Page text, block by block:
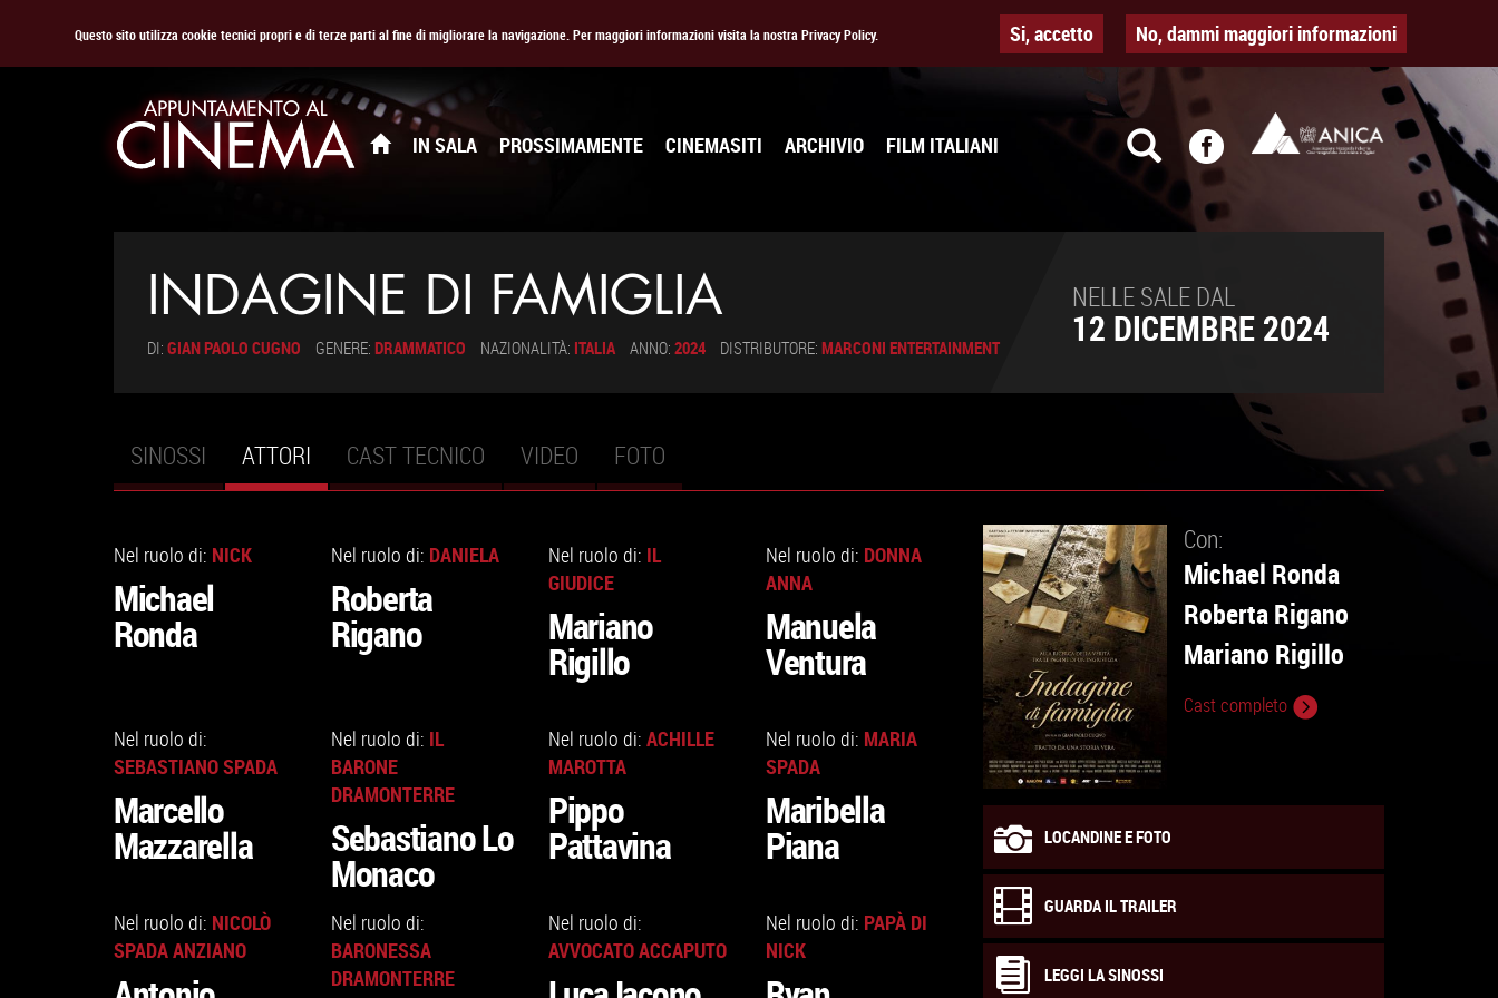
Questo sito utilizza cookie tecnici propri e di terze parti al fine di migliorare la navigazione. Per maggiori informazioni visita la nostra Privacy Policy. Si, accetto No, dammi maggiori informazioni
IN SALA PROSSIMAMENTE CINEMASITI ARCHIVIO FILM ITALIANI
INDAGINE DI FAMIGLIA
DI: GIAN PAOLO CUGNO GENERE: DRAMMATICO NAZIONALITÀ: ITALIA ANNO: 2024 DISTRIBUTORE: MARCONI ENTERTAINMENT
NELLE SALE DAL
12 DICEMBRE 2024
Schede primarie
SINOSSI ATTORI (SCHEDA
ATTIVA)
CAST TECNICO VIDEO FOTO
Nel ruolo di: NICK
Michael
Ronda
Nel ruolo di: DANIELA
Roberta
Rigano
Nel ruolo di: IL
GIUDICE
Mariano
Rigillo
Nel ruolo di: DONNA
ANNA
Manuela
Ventura
Nel ruolo di:
SEBASTIANO SPADA
Marcello
Mazzarella
Nel ruolo di: IL
BARONE
DRAMONTERRE
Sebastiano Lo
Monaco
Nel ruolo di: ACHILLE
MAROTTA
Pippo
Pattavina
Nel ruolo di: MARIA
SPADA
Maribella
Piana
Nel ruolo di: NICOLÒ
SPADA ANZIANO
VAI
Nel ruolo di:
BARONESSA
DRAMONTERRE
Nel ruolo di:
AVVOCATO ACCAPUTO
Nel ruolo di: PAPÀ DI
NICK
Con:
Michael Ronda
Roberta Rigano
Mariano Rigillo
Cast completo
LOCANDINE E FOTO
GUARDA IL TRAILER
LEGGI LA SINOSSI